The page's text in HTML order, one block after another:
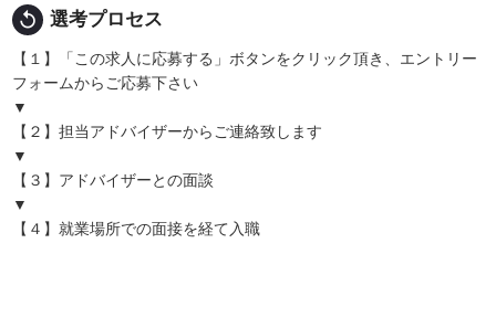
replay 選考プロセス
【１】「この求人に応募する」ボタンをクリック頂き、エントリー
フォームからご応募下さい
▼
【２】担当アドバイザーからご連絡致します
▼
【３】アドバイザーとの面談
▼
【４】就業場所での面接を経て入職